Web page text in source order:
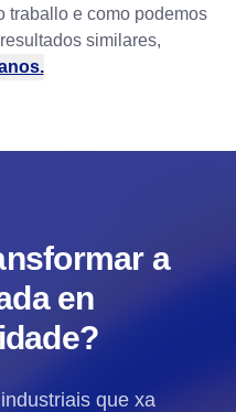
traballo e como podemos
similares,
a
en
que xa